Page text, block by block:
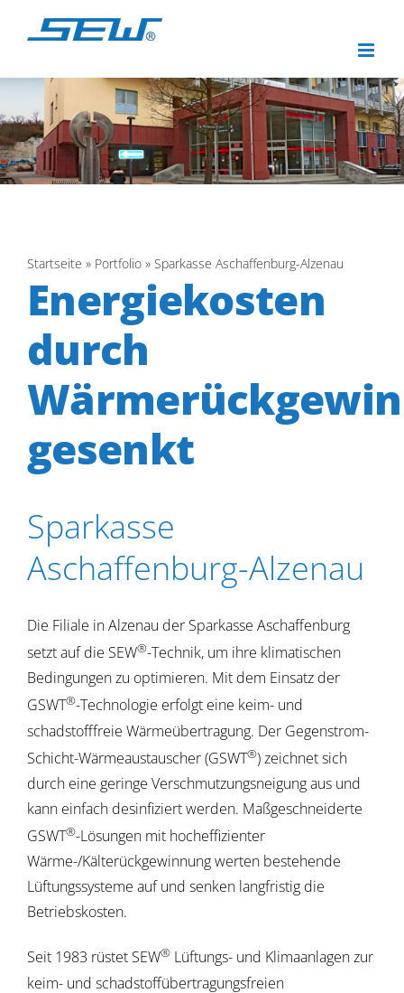
Inhalt
Startseite » Portfolio» Sparkasse Aschaffenburg-Alzenau
Energiekosten
durch
gesenkt
Sparkasse
Aschaffenburg-Alzenau
Die Filiale in Alzenau der Sparkasse Aschaffenburg
setzt auf die SEW®-Technik, um ihre klimatischen
Bedingungen zu optimieren. Mit dem Einsatz der
GSWT®-Technologie erfolgt eine keim- und
schadstofffreie Wärmeübertragung. Der Gegenstrom-
Schicht-Wärmeaustauscher (GSWT®) zeichnet sich
durch eine geringe Verschmutzungsneigung aus und
kann einfach desinfiziert werden. Maßgeschneiderte
GSWT®-Lösungen mit hocheffizienter
Wärme-/Kälterückgewinnung werten bestehende
Lüftungssysteme auf und senken langfristig die
Betriebskosten.
Seit 1983 rüstet SEW®Lüftungs- und Klimaanlagen zur
keim- und schadstoffübertragungsfreien